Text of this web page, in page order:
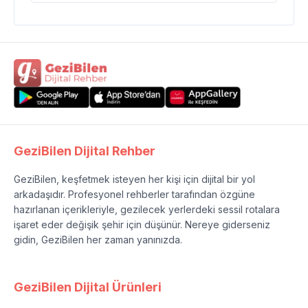
GeziBilen Dijital Rehber
GeziBilen, keşfetmek isteyen her kişi için dijital bir yol
arkadaşıdır. Profesyonel rehberler tarafından özgüne
hazırlanan içerikleriyle, gezilecek yerlerdeki sessil rotalara
işaret eder değişik şehir için düşünür. Nereye giderseniz
gidin, GeziBilen her zaman yanınızda.
GeziBilen Dijital Ürünleri